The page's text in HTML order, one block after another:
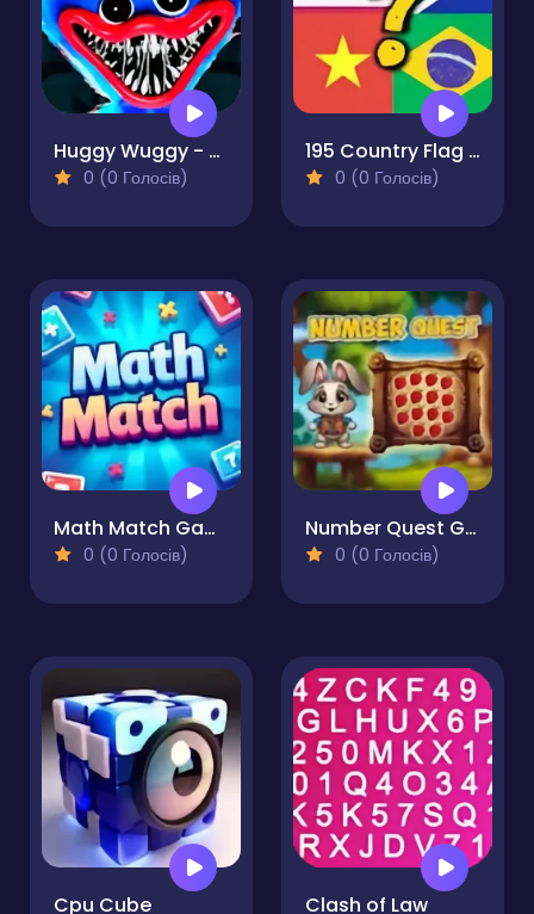
Huggy Wuggy - Quiz
0 (0 Голосів)
195 Country Flag Quiz
0 (0 Голосів)
Math Match Game
0 (0 Голосів)
Number Quest Game
0 (0 Голосів)
Cpu Cube Clash of Law